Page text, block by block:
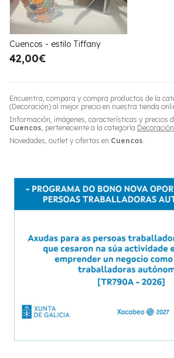
Encuentra, compara y compra productos de la
(Decoración) al mejor precio en nuestra tienda
Información, imágenes, características y precios
Cuencos, perteneciente a la categoría Decoración
Novedades, outlet y ofertas en Cuencos.
Cuencos - estilo Tiffany
42,00€